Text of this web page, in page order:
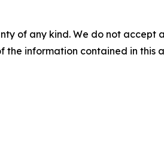
of any kind. We do not
the information contained in